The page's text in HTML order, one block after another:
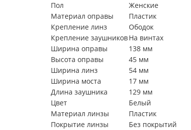
Пол
Женские
Материал оправы
Пластик
Крепление линз
Ободок
Крепление заушниковНа винтах
Ширина оправы
138 мм
Высота оправы
45 мм
Ширина линз
54 мм
Ширина моста
17 мм
Длина заушника
129 мм
Цвет
Белый
Материал линзы
Пластик
Покрытие линзы
Без покрытий